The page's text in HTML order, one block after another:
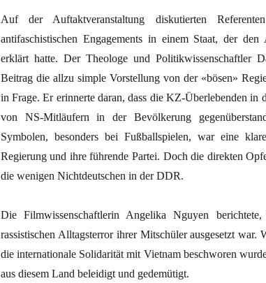
Auf der Auftaktveranstaltung diskutierten
antifaschistischen Engagements in einem Staat, der den
erklärt hatte. Der Theologe und Politikwissenschaftler
Beitrag die allzu simple Vorstellung von der «bösen»
in Frage. Er erinnerte daran, dass die KZ-Überlebenden in
von NS-Mitläufern in der Bevölkerung
Symbolen, besonders bei Fußballspielen, war eine
Regierung und ihre führende Partei. Doch die direkten
die wenigen Nichtdeutschen in der DDR.
Die Filmwissenschaftlerin Angelika Nguyen
rassistischen Alltagsterror ihrer Mitschüler ausgesetzt war.
die internationale Solidarität mit Vietnam beschworen
aus diesem Land beleidigt und gedemütigt.